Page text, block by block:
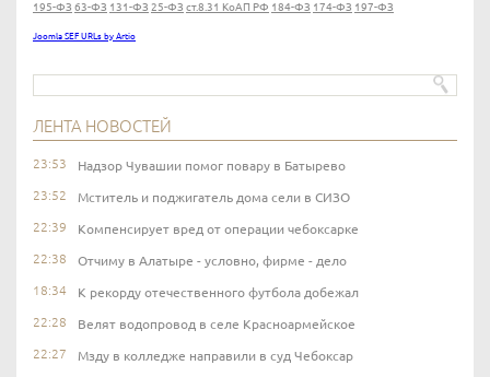
195-ФЗ 63-ФЗ 131-ФЗ 25-ФЗ ст.8.31 КоАП РФ 184-ФЗ 174-ФЗ 197-ФЗ
Joomla SEF URLs by Artio
ЛЕНТА НОВОСТЕЙ
23:53 Надзор Чувашии помог повару в Батырево
23:52 Мститель и поджигатель дома сели в СИЗО
22:39 Компенсирует вред от операции чебоксарке
22:38 Отчиму в Алатыре - условно, фирме - дело
18:34 К рекорду отечественного футбола добежал
22:28 Велят водопровод в селе Красноармейское
22:27 Мзду в колледже направили в суд Чебоксар